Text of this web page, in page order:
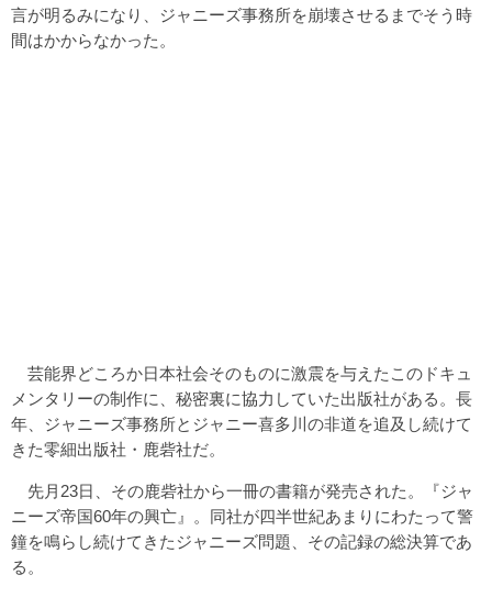
言が明るみになり、ジャニーズ事務所を崩壊させるまでそう時
間はかからなかった。
芸能界どころか日本社会そのものに激震を与えたこのドキュ
メンタリーの制作に、秘密裏に協力していた出版社がある。長
年、ジャニーズ事務所とジャニー喜多川の非道を追及し続けて
きた零細出版社・鹿砦社だ。
先月23日、その鹿砦社から一冊の書籍が発売された。『ジャ
ニーズ帝国60年の興亡』。同社が四半世紀あまりにわたって警
鐘を鳴らし続けてきたジャニーズ問題、その記録の総決算であ
る。